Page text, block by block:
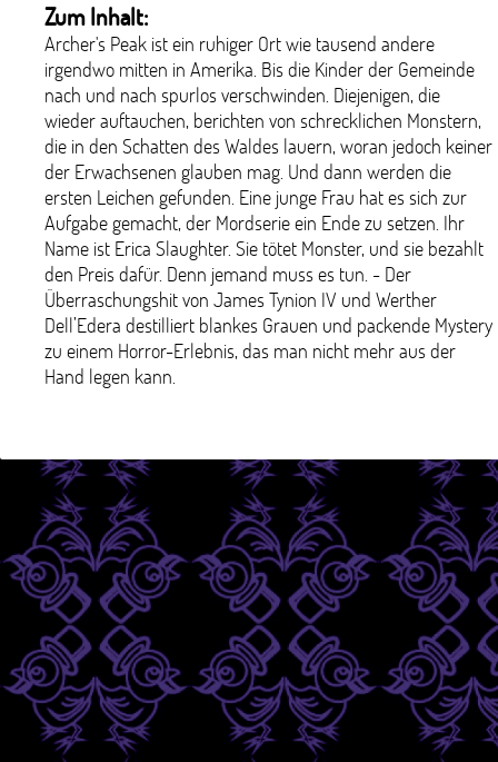
Zum Inhalt:
Archer's Peak ist ein ruhiger Ort wie tausend andere
irgendwo mitten in Amerika. Bis die Kinder der Gemeinde
nach und nach spurlos verschwinden. Diejenigen, die
wieder auftauchen, berichten von schrecklichen Monstern,
die in den Schatten des Waldes lauern, woran jedoch keiner
der Erwachsenen glauben mag. Und dann werden die
ersten Leichen gefunden. Eine junge Frau hat es sich zur
Aufgabe gemacht, der Mordserie ein Ende zu setzen. Ihr
Name ist Erica Slaughter. Sie tötet Monster, und sie bezahlt
den Preis dafür. Denn jemand muss es tun. - Der
Überraschungshit von James Tynion IV und Werther
Dell’Edera destilliert blankes Grauen und packende Mystery
zu einem Horror-Erlebnis, das man nicht mehr aus der
Hand legen kann.